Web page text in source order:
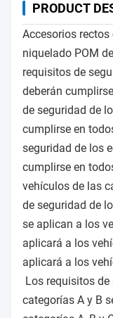
PRODUCT
Accesorios
niquelado POM
requisitos de
deberán
de seguridad de
cumplirse en
seguridad de los
cumplirse en
vehículos de las
de seguridad de
se aplican a los
aplicará a los
aplicará a los
Los requisitos
categorías A y B